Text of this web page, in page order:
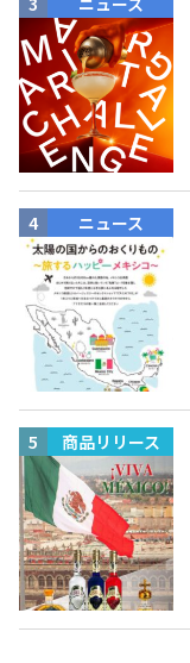
ニュース
商品リリース